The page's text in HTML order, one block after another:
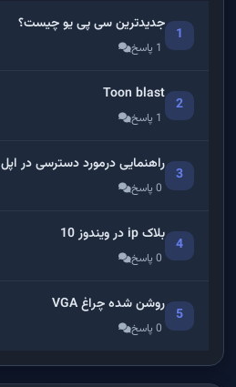
1
جدیدترین سی پی یو چیست؟
1 پاسخ
2
Toon blast
1 پاسخ
3
راهنمایی درمورد دسترسی در اپل
0 پاسخ
4
بلاک ip در ویندوز 10
0 پاسخ
5
روشن شده چراغ VGA
0 پاسخ